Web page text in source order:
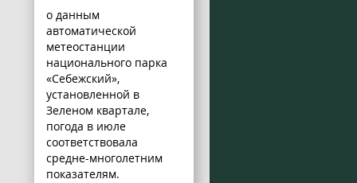
о данным
автоматической
метеостанции
национального парка
«Себежский»,
установленной в
Зеленом квартале,
погода в июле
соответствовала
средне-многолетним
показателям.